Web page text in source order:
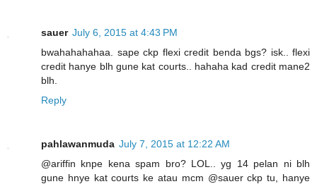
sauer July 6, 2015 at 4:43 PM
bwahahahahaa. sape ckp flexi credit benda bgs? isk.. flexi
credit hanye blh gune kat courts.. hahaha kad credit mane2
blh.
Reply
pahlawanmuda July 7, 2015 at 12:22 AM
@ariffin knpe kena spam bro? LOL.. yg 14 pelan ni blh
gune hnye kat courts ke atau mcm @sauer ckp tu, hanye